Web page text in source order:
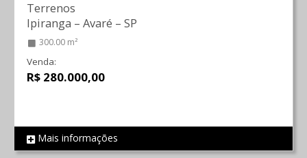
REF 1950
Terrenos
Ipiranga – Avaré – SP
300.00 m²
Venda:
R$ 280.000,00
Mais informações